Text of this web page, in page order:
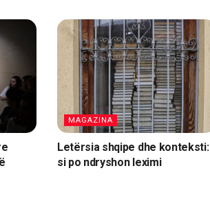
MAGAZINA
Letërsia shqipe dhe konteksti:
si po ndryshon leximi